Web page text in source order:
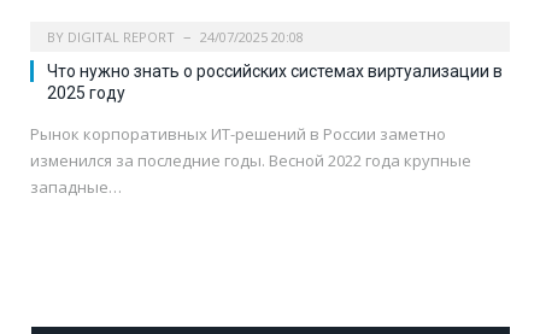
BY DIGITAL REPORT 24/07/2025 20:08
Что нужно знать о российских системах виртуализации в
2025 году
Рынок корпоративных ИТ-решений в России заметно
изменился за последние годы. Весной 2022 года крупные
западные…